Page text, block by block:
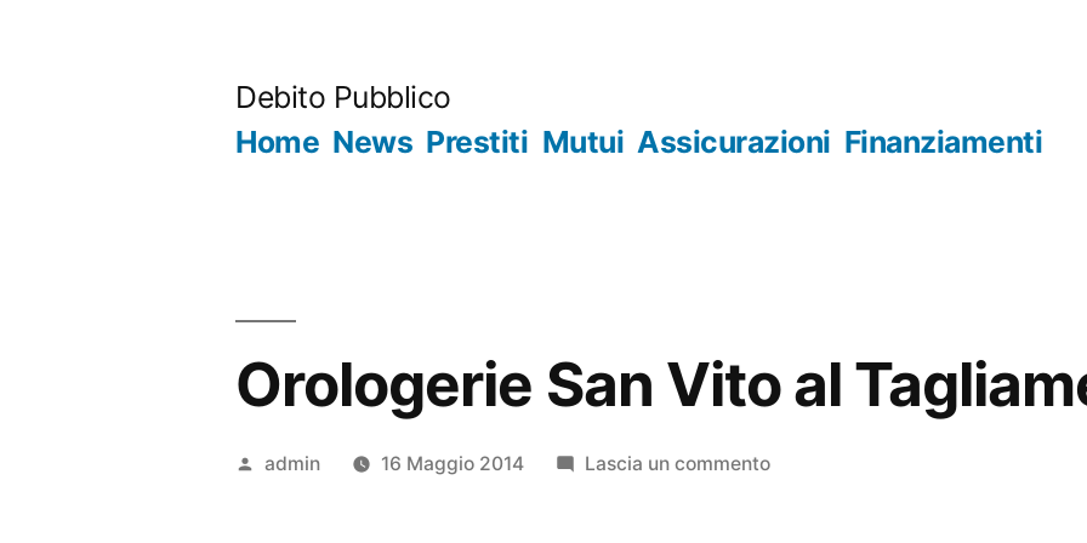
Debito Pubblico
Home News Prestiti Mutui Assicurazioni Finanziamenti
Orologerie San Vito al
Pubblicato
admin 16 Maggio 2014 Lascia un commentosu